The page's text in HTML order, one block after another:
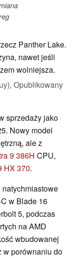
Panther Lake.
nawet jeśli
wolniejsza.
Opublikowany
sprzedaży jako
Nowy model
ale z
9 386H CPU,
HX 370.
w Blade 16
5, podczas
na AMD
wbudowanej
w porównaniu do